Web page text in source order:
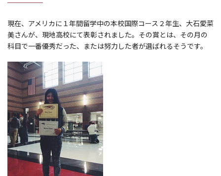
現在、アメリカに１年間留学中の本校国際コース２年生、大石愛菜
美さんが、現地高校にて表彰されました。その賞とは、その月の
科目で一番優秀だった、または努力した者が選ばれるそうです。